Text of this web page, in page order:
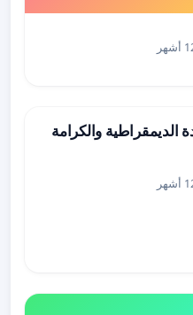
الديمقراطية والكرامة